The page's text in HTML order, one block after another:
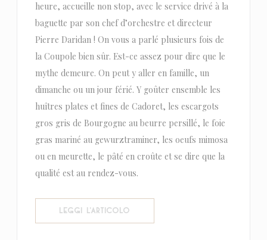
heure, accueille non stop, avec le service drivé à la
baguette par son chef d’orchestre et directeur
Pierre Daridan ! On vous a parlé plusieurs fois de
la Coupole bien sûr. Est-ce assez pour dire que le
mythe demeure. On peut y aller en famille, un
dimanche ou un jour férié. Y goûter ensemble les
huîtres plates et fines de Cadoret, les escargots
gros gris de Bourgogne au beurre persillé, le foie
gras mariné au gewurztraminer, les oeufs mimosa
ou en meurette, le pâté en croûte et se dire que la
qualité est au rendez-vous.
LEGGI L'ARTICOLO